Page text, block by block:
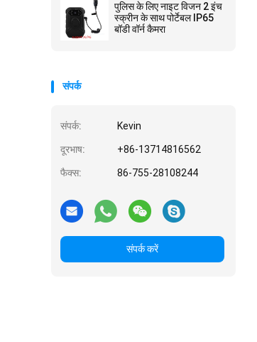
पुलिस के लिए नाइट विजन 2 इंच
स्क्रीन के साथ पोर्टेबल IP65
बॉडी वॉर्न कैमरा
संपर्क
संपर्क: Kevin
दूरभाष: +86-13714816562
फैक्स: 86-755-28108244
संपर्क करें